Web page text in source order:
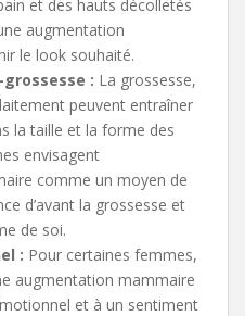
et des hauts décolletés
augmentation
le look souhaité.
: La grossesse,
peuvent entraîner
la taille et la forme des
envisagent
comme un moyen de
d’avant la grossesse et
de soi.
: Pour certaines femmes,
augmentation mammaire
et à un sentiment